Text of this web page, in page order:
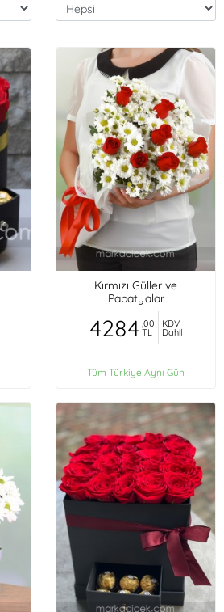
Kırmızı Güller ve
Papatyalar
4284 ,00
TL
KDV
Dahil
Tüm Türkiye Aynı Gün